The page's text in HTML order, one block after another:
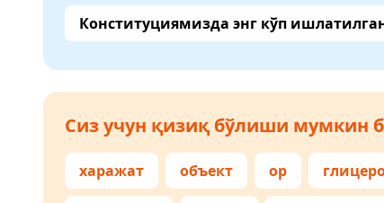
Конституциямизда энг кўп
Сиз учун қизиқ бўлиши мумкин
харажат объект ор